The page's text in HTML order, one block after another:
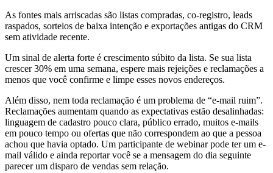
As fontes mais arriscadas são listas compradas, co-registro, leads
raspados, sorteios de baixa intenção e exportações antigas do CRM
sem atividade recente.
Um sinal de alerta forte é crescimento súbito da lista. Se sua lista
crescer 30% em uma semana, espere mais rejeições e reclamações a
menos que você confirme e limpe esses novos endereços.
Além disso, nem toda reclamação é um problema de “e-mail ruim”.
Reclamações aumentam quando as expectativas estão desalinhadas:
linguagem de cadastro pouco clara, público errado, muitos e-mails
em pouco tempo ou ofertas que não correspondem ao que a pessoa
achou que havia optado. Um participante de webinar pode ter um e-
mail válido e ainda reportar você se a mensagem do dia seguinte
parecer um disparo de vendas sem relação.